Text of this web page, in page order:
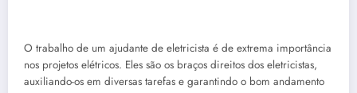
O trabalho de um ajudante de eletricista é de extrema importância
nos projetos elétricos. Eles são os braços direitos dos eletricistas,
auxiliando-os em diversas tarefas e garantindo o bom andamento